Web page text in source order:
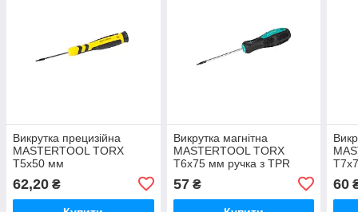
Викрутка прецизійна
MASTERTOOL TORX
T5х50 мм
62,20 ₴
Викрутка магнітна
MASTERTOOL TORX
T6х75 мм ручка з TPR
57₴ 60